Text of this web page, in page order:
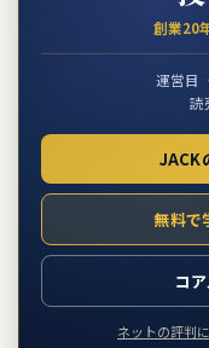
創業20
運営目
読
JACK
無料で
コ
ネットの評判